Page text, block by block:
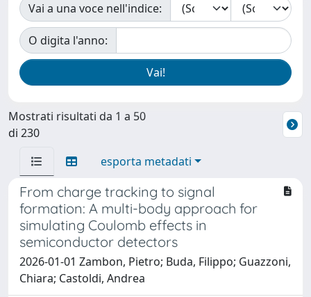
Vai a una voce nell'indice:
O digita l'anno:
Mostrati risultati da 1 a 50
di 230
esporta metadati
From charge tracking to signal
formation: A multi-body approach for
simulating Coulomb effects in
semiconductor detectors
2026-01-01 Zambon, Pietro; Buda, Filippo; Guazzoni,
Chiara; Castoldi, Andrea